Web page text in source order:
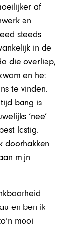
af
en
steeds
in de
die overliep,
en het
te vinden.
bang is
‘nee’
lastig.
doorhakken
mijn
en ben ik
mooi